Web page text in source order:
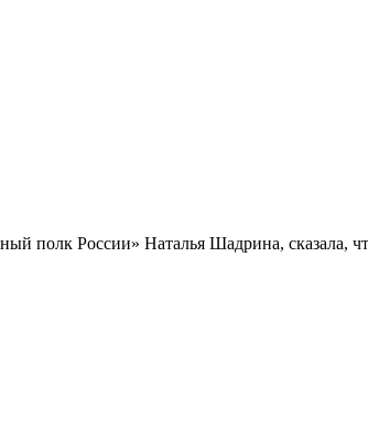
полк России» Наталья Шадрина, сказала,